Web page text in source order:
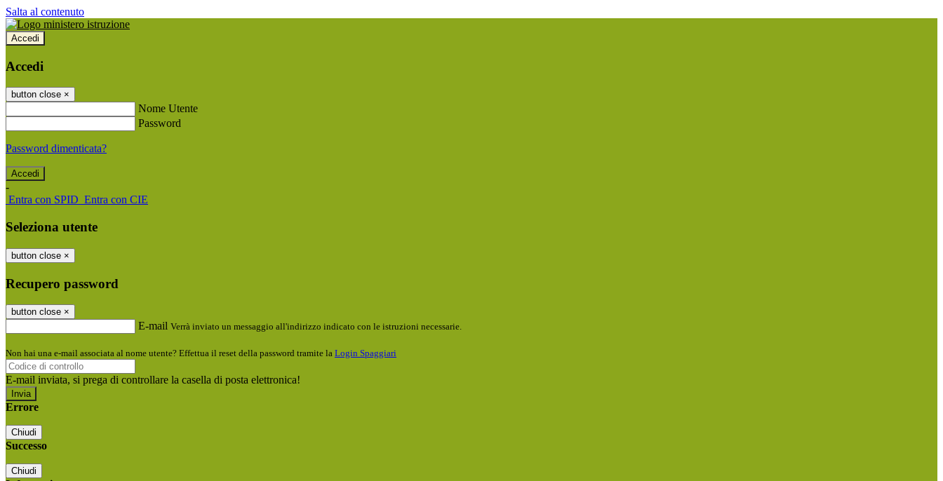
Salta al contenuto
Accedi
Accedi
button close ×
Nome Utente
Password
Password dimenticata?
-
Entra con SPID Entra con CIE
Seleziona utente
button close ×
Recupero password
button close ×
E-mail Verrà inviato un messaggio all'indirizzo indicato con le istruzioni necessarie.
Non hai una e-mail associata al nome utente? Effettua il reset della password tramite la Login Spaggiari
E-mail inviata, si prega di controllare la casella di posta elettronica!
Errore
Chiudi
Successo
Chiudi